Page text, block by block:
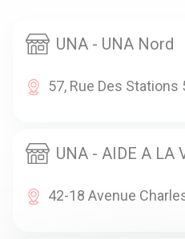
UNA - UNA Nord
57, Rue Des Stations
UNA - AIDE A LA
42-18 Avenue